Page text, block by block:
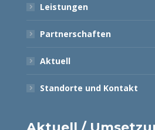
Leistungen
Partnerschaften
Aktuell
Standorte und Kontakt